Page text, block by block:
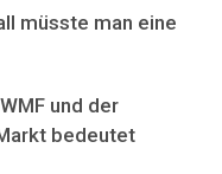
müsste man eine
und der
bedeutet